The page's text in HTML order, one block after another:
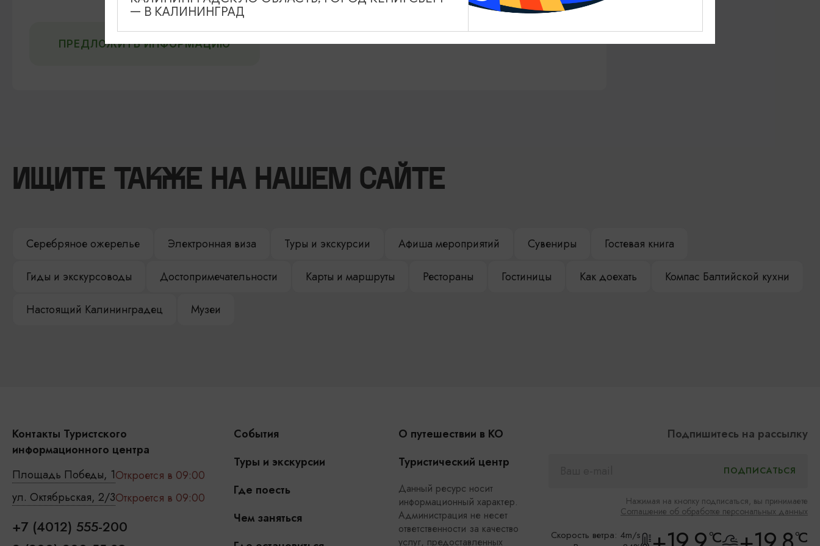
ПРЕДЛОЖИТЬ ИНФОРМАЦИЮ
ИЩИТЕ ТАКЖЕ НА НАШЕМ САЙТЕ
Серебряное ожерелье Электронная виза Туры и экскурсии Афиша мероприятий Сувениры Гостевая книга
Гиды и экскурсоводы Достопримечательности Карты и маршруты Рестораны Гостиницы Как доехать Компас Балтийской кухни
Настоящий Калининградец Музеи
Контакты Туристского
информационного центра
Площадь Победы, 1Откроется в 09:00
ул. Октябрьская, 2/3Откроется в 09:00
+7 (4012) 555-200
События
Туры и экскурсии
Где поесть
Чем заняться
О путешествии в КО
Туристический центр
Данный ресурс носит
информационный характер.
Администрация не несет
ответственности за качество
услуг, предоставленных
Подпишитесь на рассылку
Нажимая на кнопку подписаться, вы принимаете
Соглашение об обработке персональных данных
Скорость ветра: 4m/s
°C °C
— В КАЛИНИНГРАД